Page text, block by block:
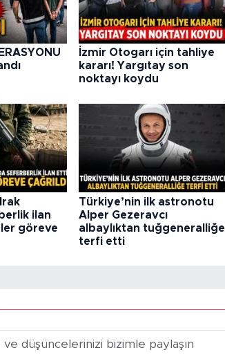
İzmir Otogarı için tahliye
kararı! Yargıtay son
noktayı koydu
ilan
göreve
Türkiye’nin ilk astronotu
Alper Gezeravcı
albaylıktan tuğgeneralliğe
terfi etti